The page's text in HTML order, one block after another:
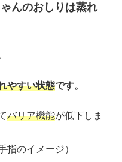
んのおしりは蒸れ
やすい状態です。
バリア機能が低下しま
指のイメージ）